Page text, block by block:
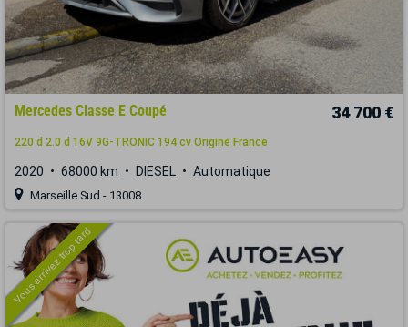
Mercedes Classe E Coupé 34 700 €
220 d 2.0 d 16V 9G-TRONIC 194 cv Origine France
2020 68000 km DIESEL Automatique
Marseille Sud - 13008
Vous arrivez trop tard